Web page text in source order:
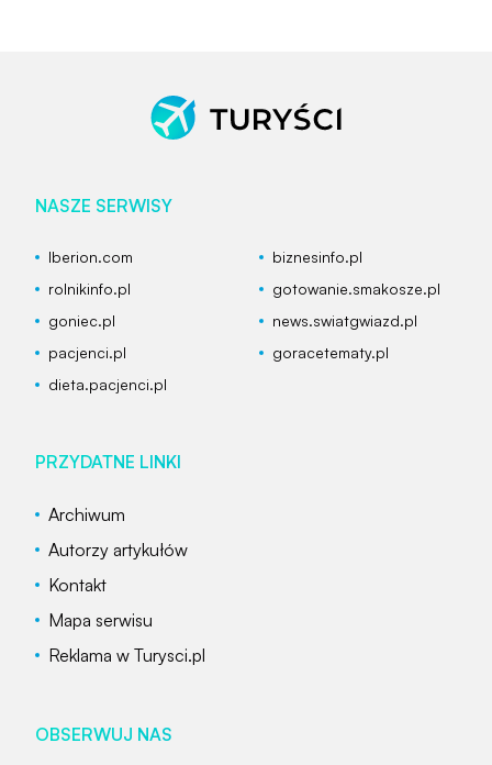
NASZE SERWISY
Iberion.com
biznesinfo.pl
rolnikinfo.pl
gotowanie.smakosze.pl
goniec.pl
news.swiatgwiazd.pl
pacjenci.pl
goracetematy.pl
dieta.pacjenci.pl
PRZYDATNE LINKI
Archiwum
Autorzy artykułów
Kontakt
Mapa serwisu
Reklama w Turysci.pl
OBSERWUJ NAS